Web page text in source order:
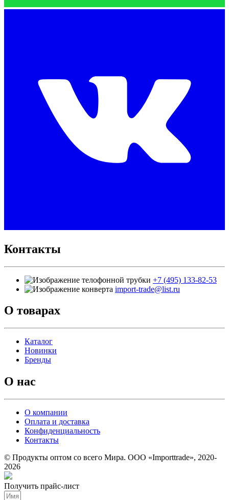
Контакты
+7 (495) 133-82-53
import-trade@list.ru
О товарах
Каталог
Новинки
Бренды
О нас
О компании
Оплата и доставка
Конфиденциальность
Контакты
© Продукты оптом со всего Мира. ООО «Importtrade», 2020-
2026
Получить прайс-лист